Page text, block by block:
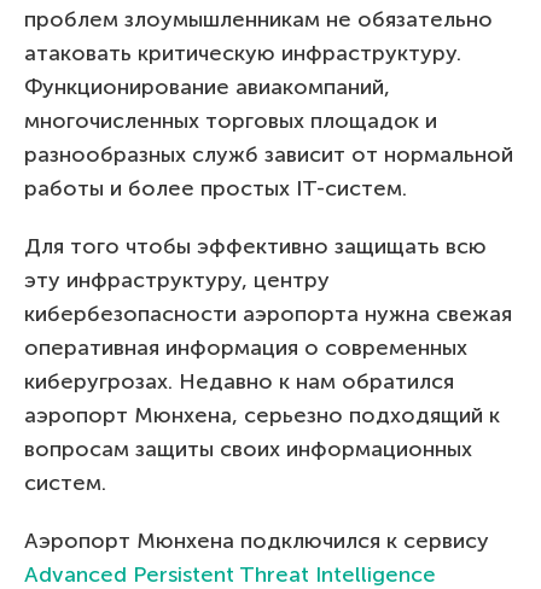
проблем злоумышленникам не обязательно
атаковать критическую инфраструктуру.
Функционирование авиакомпаний,
многочисленных торговых площадок и
разнообразных служб зависит от нормальной
работы и более простых IT-cистем.
Для того чтобы эффективно защищать всю
эту инфраструктуру, центру
кибербезопасности аэропорта нужна свежая
оперативная информация о современных
киберугрозах. Недавно к нам обратился
аэропорт Мюнхена, серьезно подходящий к
вопросам защиты своих информационных
систем.
Аэропорт Мюнхена подключился к сервису
Advanced Persistent Threat Intelligence